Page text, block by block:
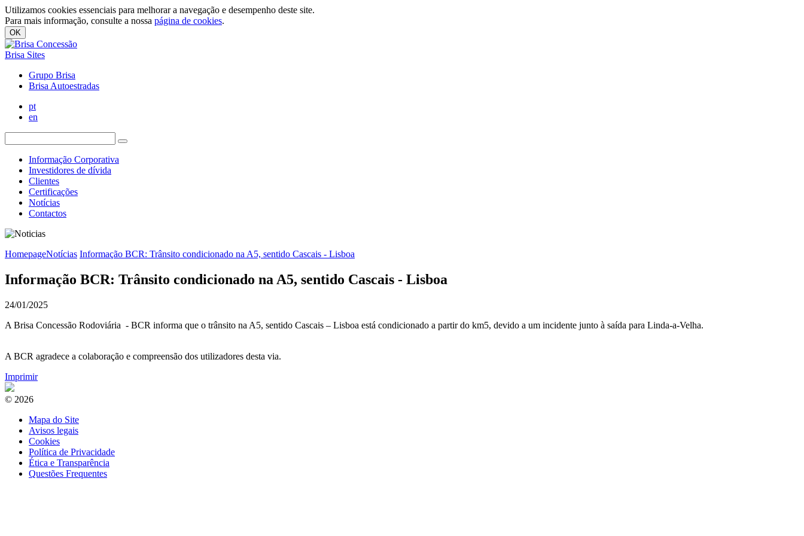
Utilizamos cookies essenciais para melhorar a navegação e desempenho deste site.
Para mais informação, consulte a nossa página de cookies.
OK
Brisa Sites
Grupo Brisa
Brisa Autoestradas
pt
en
Informação Corporativa
Investidores de dívida
Clientes
Certificações
Notícias
Contactos
HomepageNotícias Informação BCR: Trânsito condicionado na A5, sentido Cascais - Lisboa
Informação BCR: Trânsito condicionado na A5, sentido Cascais - Lisboa
24/01/2025
A Brisa Concessão Rodoviária - BCR informa que o trânsito na A5, sentido Cascais – Lisboa está condicionado a partir do km5, devido a um incidente junto à saída para Linda-a-Velha.
A BCR agradece a colaboração e compreensão dos utilizadores desta via.
Imprimir
© 2026
Mapa do Site
Avisos legais
Cookies
Política de Privacidade
Ética e Transparência
Questões Frequentes